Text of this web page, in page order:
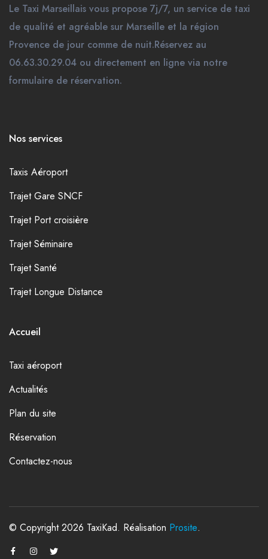
Le Taxi Marseillais vous propose 7j/7, un service de taxi
de qualité et agréable sur Marseille et la région
Provence de jour comme de nuit.Réservez au
06.63.30.29.04 ou directement en ligne via notre
formulaire de réservation.
Nos services
Taxis Aéroport
Trajet Gare SNCF
Trajet Port croisière
Trajet Séminaire
Trajet Santé
Trajet Longue Distance
Accueil
Taxi aéroport
Actualités
Plan du site
Réservation
Contactez-nous
© Copyright 2026 TaxiKad. Réalisation Prosite.